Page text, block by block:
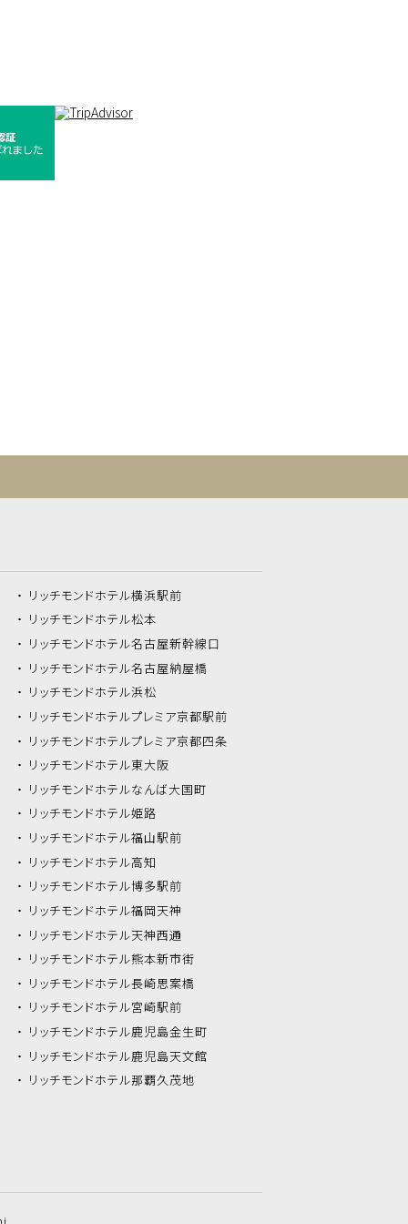
リッチモンドホテル横浜駅前
リッチモンドホテル松本
リッチモンドホテル名古屋新幹線口
リッチモンドホテル名古屋納屋橋
リッチモンドホテル浜松
リッチモンドホテルプレミア京都駅前
リッチモンドホテルプレミア京都四条
リッチモンドホテル東大阪
リッチモンドホテルなんば大国町
リッチモンドホテル姫路
リッチモンドホテル福山駅前
リッチモンドホテル高知
リッチモンドホテル博多駅前
リッチモンドホテル福岡天神
リッチモンドホテル天神西通
リッチモンドホテル熊本新市街
リッチモンドホテル長崎思案橋
リッチモンドホテル宮崎駅前
リッチモンドホテル鹿児島金生町
リッチモンドホテル鹿児島天文館
リッチモンドホテル那覇久茂地